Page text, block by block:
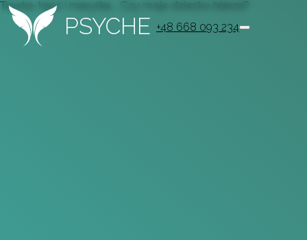
PSYCHE +48 668 093 234
Trawka, hasz i maryśka... Czy moje dziecko bierze?